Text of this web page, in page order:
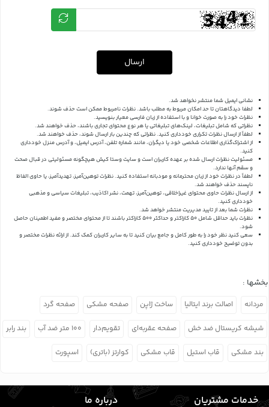
ارسال
نشانی ایمیل شما منتشر نخواهد شد.
لطفا دیدگاهتان تا حد امکان مربوط به مطلب باشد. نظرات نامربوط ممکن است حذف شوند.
نظرات خود را به صورت خوانا و با استفاده از زبان فارسی معیار بنویسید.
نظراتی که شامل تبلیغات، لینک‌های تبلیغاتی یا هر نوع محتوای تجاری باشند، حذف خواهند شد.
لطفاً از ارسال نظرات تکراری خودداری کنید. نظراتی که چندین بار ارسال شوند، حذف خواهند شد.
از اشتراک‌گذاری اطلاعات شخصی خود یا دیگران، مانند شماره تلفن، آدرس ایمیل، و آدرس منزل خودداری
کنید.
مسئولیت نظرات ارسال شده بر عهده کاربران است و سایت وستا کیش هیچگونه مسئولیتی در قبال صحت
و سقم آنها ندارد.
لطفاً در نظرات خود از زبان محترمانه و مودبانه استفاده کنید. نظرات توهین‌آمیز، تهدیدآمیز، یا حاوی الفاظ
ناپسند حذف خواهند شد.
از ارسال نظرات حاوی محتوای غیراخلاقی، توهین‌آمیز، تهمت، نشر اکاذیب، تبلیغات سیاسی و مذهبی
خودداری کنید.
نظرات شما بعد از تایید مدیریت منتشر خواهد شد.
نظرات باید حداقل شامل 50 کاراکتر و حداکثر 500 کاراکتر باشند تا از محتوای مختصر و مفید اطمینان حاصل
شود.
سعی کنید نظر خود را به طور کامل و جامع بیان کنید تا به سایر کاربران کمک کند.از ارائه نظرات مختصر و
بدون توضیح خودداری کنید.
بخشها :
مردانه اصالت برند ایتالیا ساخت ژاپن صفحه مشکی صفحه گرد
شیشه کریستال ضد خش صفحه عقربه‌ای تقویم‌دار ۱۰۰ متر ضد آب بند رابر
بند مشکی قاب استیل قاب مشکی کوارتز (باتری) اسپورت
خدمات مشتریان درباره ما